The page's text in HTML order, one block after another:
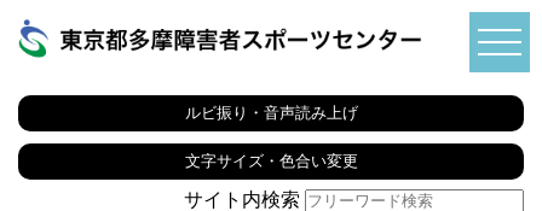
ルビ振り・音声読み上げ
文字サイズ・色合い変更
サイト内検索